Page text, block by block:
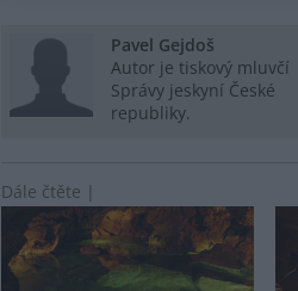
Pavel Gejdoš
Autor je tiskový mluvčí
Správy jeskyní České
republiky.
Dále čtěte |